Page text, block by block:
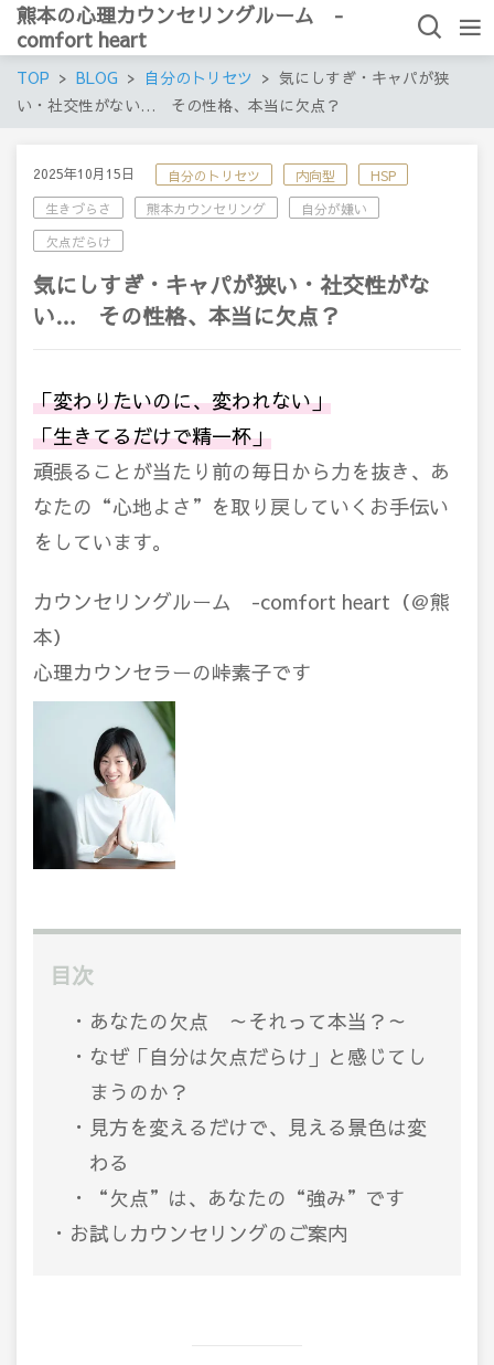
熊本の心理カウンセリングルーム -
comfort heart
TOP BLOG 自分のトリセツ
気にしすぎ・キャパが狭
い・社交性がない… その性格、本当に欠点？
2025年10月15日 自分のトリセツ 内向型
HSP
生きづらさ
熊本カウンセリング
自分が嫌い
欠点だらけ
気にしすぎ・キャパが狭い・社交性がな
い… その性格、本当に欠点？
「変わりたいのに、変われない」
「生きてるだけで精一杯」
頑張ることが当たり前の毎日から力を抜き、あ
なたの “心地よさ”を取り戻していくお手伝い
をしています。
カウンセリングルーム -comfort heart（＠熊
本）
心理カウンセラーの峠素子です
目次
あなたの欠点 ～それって本当？～
なぜ「自分は欠点だらけ」と感じてし
まうのか？
見方を変えるだけで、見える景色は変
わる
“欠点”は、あなたの“強み”です
お試しカウンセリングのご案内